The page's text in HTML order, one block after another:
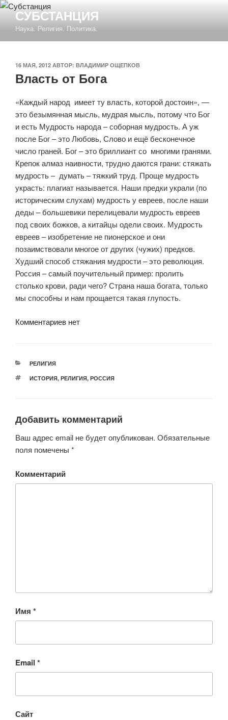
Перейти
содержимому
СУБСТАНЦИЯ
Наука. Религия. Политика.
ОПУБЛИКОВАНО
16 МАЯ, 2012 АВТОР: ВЛАДИМИР ОЩЕПКОВ
Власть от Бога
«Каждый народ имеет ту власть, которой достоин», —
это безымянная мысль, мудрая мысль, потому что Бог
и есть Мудрость народа – соборная мудрость. А уж
после Бог – это Любовь, Слово и ещё бесконечное
число граней. Бог – это бриллиант со многими гранями.
Крепок алмаз наивности, трудно даются грани: стяжать
мудрость – думать – тяжкий труд. Проще мудрость
украсть: плагиат называется. Наши предки украли (по
историческим слухам) мудрость у евреев, после наши
деды – большевики перелицевали мудрость евреев
под своих божков, а китайцы одели своих. Мудрость
евреев – изобретение не пионерское и они
позаимствовали многое от других (чужих) предков.
Худший способ стяжания мудрости – это революция.
Россия – самый поучительный пример: пролить
столько крови, ради чего? Страна наша богата, только
мы способны и нам прощается такая глупость.
Комментариев нет
РУБРИКИ
РЕЛИГИЯ
МЕТКИ
ИСТОРИЯ, РЕЛИГИЯ, РОССИЯ
Добавить комментарий
Ваш адрес email не будет опубликован. Обязательные
поля помечены *
Комментарий
Имя *
Email *
Сайт